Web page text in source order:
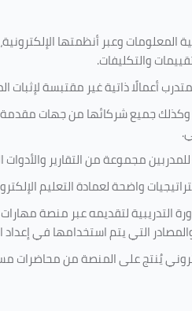
المعلومات وعبر أنظمتها
والتكليفات.
أعمالًا ذاتية غير مقتبسة لإثبات
جميع شركائها من جهات مقدمة
مجموعة من التقارير والأدوات
واضحة لعمادة التعليم
التدريبية لتقديمه عبر منصة
التي يتم استخدامها في
يُنتج على المنصة من محاضرات